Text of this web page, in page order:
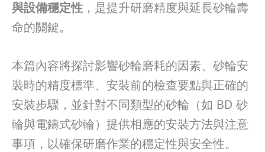
與設備穩定性 ，是提升研磨精度與延長砂輪壽
命的關鍵。
本篇內容將探討影響砂輪磨耗的因素、砂輪安
裝時的精度標準、安裝前的檢查要點與正確的
安裝步驟，並針對不同類型的砂輪（如 BD 砂
輪與電鑄式砂輪）提供相應的安裝方法與注意
事項，以確保研磨作業的穩定性與安全性。